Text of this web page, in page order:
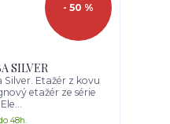
- 50 %
SILVER
Etažér z kovu
etažér ze série
48h.